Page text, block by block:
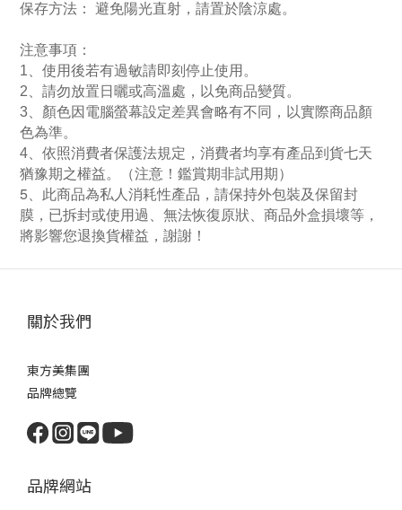
保存方法： 避免陽光直射，請置於陰涼處。
注意事項：
1、使用後若有過敏請即刻停止使用。
2、請勿放置日曬或高溫處，以免商品變質。
3、顏色因電腦螢幕設定差異會略有不同，以實際商品顏
色為準。
4、依照消費者保護法規定，消費者均享有產品到貨七天
猶豫期之權益。（注意！鑑賞期非試用期）
5、此商品為私人消耗性產品，請保持外包裝及保留封
膜，已拆封或使用過、無法恢復原狀、商品外盒損壞等，
將影響您退換貨權益 ，謝謝！
關於我們
東方美集團
品牌總覽
品牌網站